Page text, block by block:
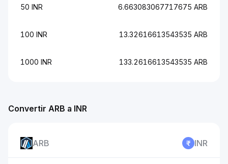
Convertir ARB a INR
ARB INR
50 INR 6.663083067717675 ARB
100 INR 13.32616613543535 ARB
1000 INR 133.2616613543535 ARB